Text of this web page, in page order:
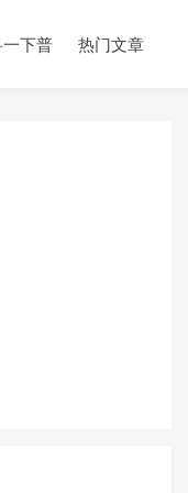
一下普 热门文章